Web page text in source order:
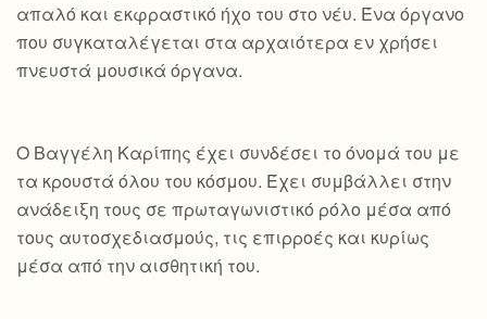
απαλό και εκφραστικό ήχο του στο νέυ. Ένα όργανο
που συγκαταλέγεται στα αρχαιότερα εν χρήσει
πνευστά μουσικά όργανα.
Ο Βαγγέλη Καρίπης έχει συνδέσει το όνομά του με
τα κρουστά όλου του κόσμου. Έχει συμβάλλει στην
ανάδειξη τους σε πρωταγωνιστικό ρόλο μέσα από
τους αυτοσχεδιασμούς, τις επιρροές και κυρίως
μέσα από την αισθητική του.